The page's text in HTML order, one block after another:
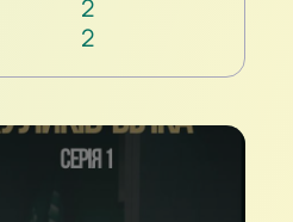
2
2